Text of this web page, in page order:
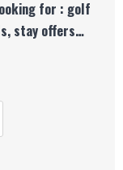
for : golf
stay offers…